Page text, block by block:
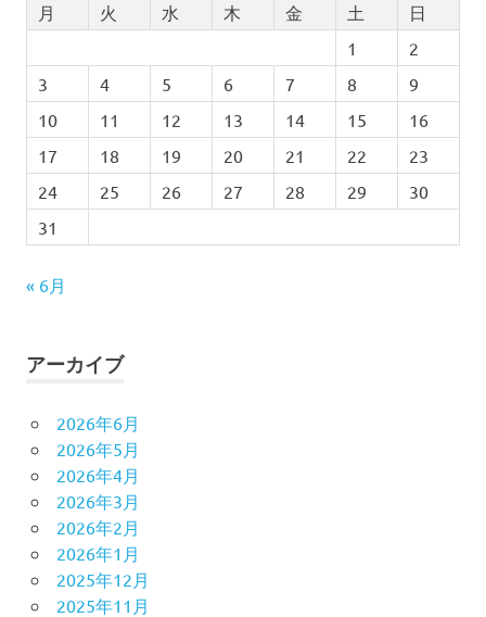
月
火 水 木 金 土
日
1
2
3
4 5 6 7 8
9
10
11 12 13 14 15
16
17
18 19 20 21 22
23
24
25 26 27 28 29
30
31
« 6月
アーカイブ
2026年6月
2026年5月
2026年4月
2026年3月
2026年2月
2026年1月
2025年12月
2025年11月